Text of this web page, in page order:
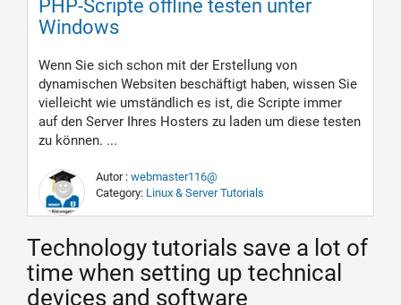
PHP-Scripte offline testen unter
Windows
Wenn Sie sich schon mit der Erstellung von
dynamischen Websiten beschäftigt haben, wissen Sie
vielleicht wie umständlich es ist, die Scripte immer
auf den Server Ihres Hosters zu laden um diese testen
zu können. ...
Autor : webmaster116@
Category: Linux & Server Tutorials
Technology tutorials save a lot of
time when setting up technical
devices and software